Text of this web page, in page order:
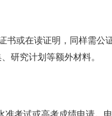
或在读证明，同样需
研究计划等额外材料。